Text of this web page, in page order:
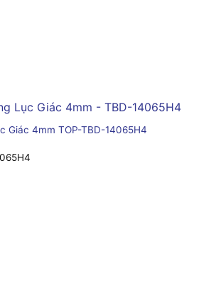
Giác 4mm TOP-TBD-14065H4